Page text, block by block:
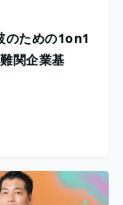
のための1on1
関企業基